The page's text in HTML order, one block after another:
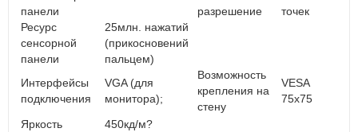
панели
разрешение
точек
Ресурс
сенсорной
панели
25млн. нажатий
(прикосновений
пальцем)
Интерфейсы
подключения
VGA (для
монитора);
Возможность
крепления на
стену
VESA
75x75
Яркость
450кд/м?